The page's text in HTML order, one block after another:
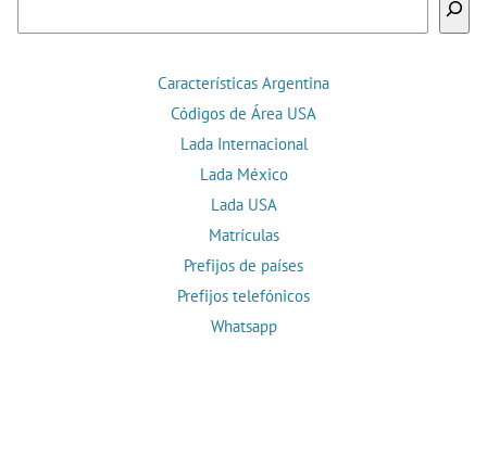
Características Argentina
Códigos de Área USA
Lada Internacional
Lada México
Lada USA
Matrículas
Prefijos de países
Prefijos telefónicos
Whatsapp